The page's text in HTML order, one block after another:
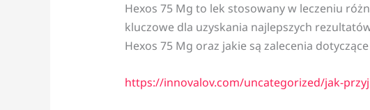
Hexos 75 Mg to lek stosowany w leczeniu
kluczowe dla uzyskania najlepszych
Hexos 75 Mg oraz jakie są zalecenia
https://innovalov.com/uncategorized/jak-